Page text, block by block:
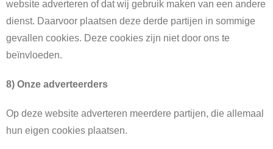
website adverteren of dat wij gebruik maken van een andere
dienst. Daarvoor plaatsen deze derde partijen in sommige
gevallen cookies. Deze cookies zijn niet door ons te
beïnvloeden.
8) Onze adverteerders
Op deze website adverteren meerdere partijen, die allemaal
hun eigen cookies plaatsen.